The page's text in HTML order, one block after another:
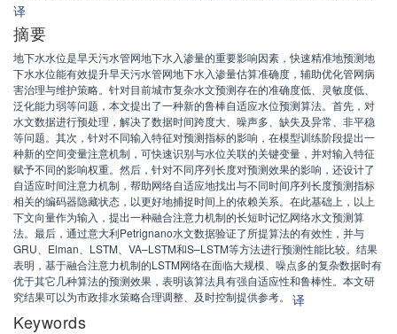
译
摘要
地下水水位是旱天污水管网地下水入渗量的重要影响因素，快速精准地预测地
下水水位能有效提升旱天污水管网地下水入渗量估算准确度，辅助优化管网病
害治理与维护策略。针对目前城市复杂水文预测存在的准确度低、灵敏度低、
泛化能力弱等问题，本文提出了一种新的鲁棒自适应水位预测算法。首先，对
水文数据进行预处理，解决了数据时间跨度大、噪声多、缺失及异常、非平稳
等问题。其次，针对不同输入特征对预测指标的影响，在模型训练阶段提出一
种新的空间变量注意机制，可快速识别与水位关联的关键变量，并对输入特征
赋予不同的影响权重。然后，针对不同序列长度对预测效果的影响，还设计了
自适应时间注意力机制，帮助网络自适应地找出与不同时间序列长度预测指标
相关的编码器隐藏状态，以更好地捕捉时间上的依赖关系。在此基础上，以上
下文向量作为输入，提出一种融合注意力机制的长短时记忆网络水文预测算
法。最后，通过意大利Petrignano水文数据验证了所提算法的有效性，并与
GRU、Elman、LSTM、VA–LSTM和S–LSTM等方法进行预测性能比较。结果
表明，基于融合注意力机制的LSTM网络在面临大规模、噪点多的复杂数据时有
优于其它几种算法的预测效果，表明该算法具有强自适应性和鲁棒性。本文研
究结果可以为市政排水策略合理调整、及时控制提供参考。 译
Keywords